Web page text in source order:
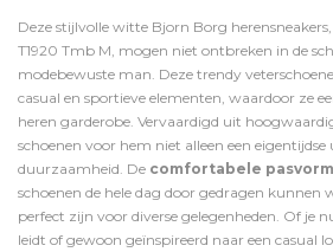
Deze stijlvolle witte Bjorn Borg
T1920 Tmb M, mogen niet ontbreken in de
modebewuste man. Deze trendy
casual en sportieve elementen, waardoor ze
heren garderobe. Vervaardigd uit
schoenen voor hem niet alleen een
duurzaamheid. De comfortabele pasvorm
schoenen de hele dag door gedragen kunnen
perfect zijn voor diverse gelegenheden. Of je
leidt of gewoon geïnspireerd naar een casual